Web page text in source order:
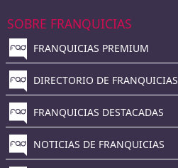
SOBRE FRANQUICIAS
FRANQUICIAS PREMIUM
DIRECTORIO DE FRANQUICIAS
FRANQUICIAS DESTACADAS
NOTICIAS DE FRANQUICIAS